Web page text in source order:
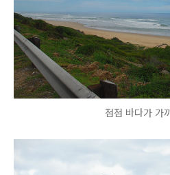
점점 바다가 가